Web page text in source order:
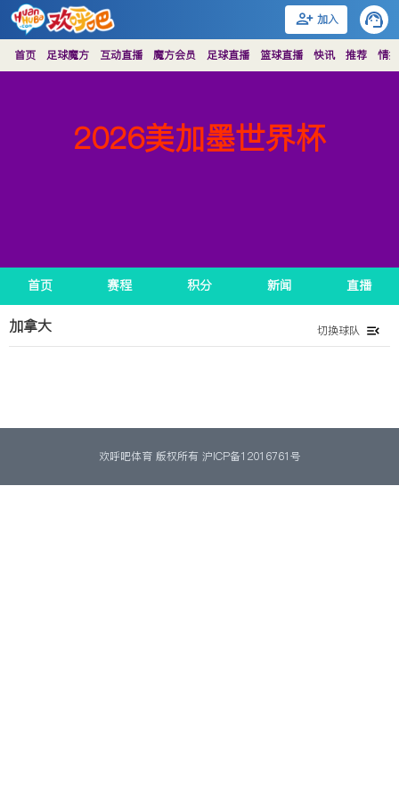
加入
首页 足球魔方 互动直播 魔方会员 足球直播 篮球直播 快讯 推荐 情报
2026美加墨世界杯
首页 赛程 积分 新闻 直播
加拿大 切换球队
欢呼吧体育 版权所有 沪ICP备12016761号